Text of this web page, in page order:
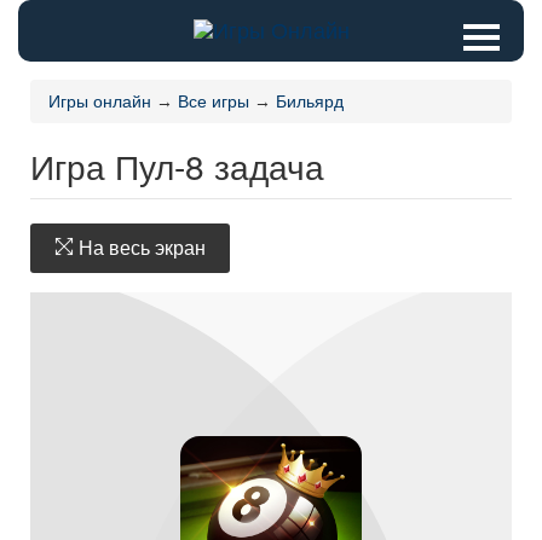
Игры онлайн → Все игры → Бильярд
Игра Пул-8 задача
На весь экран